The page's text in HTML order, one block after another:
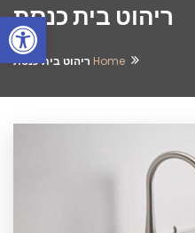
ריהוט בית כנסת
Home ריהוט בית כנסת